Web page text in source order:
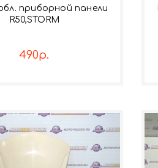
приборной панели
R50,STORM
490р.